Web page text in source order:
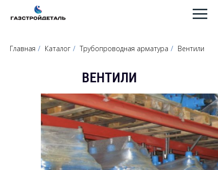
Главная / Каталог / Трубопроводная арматура / Вентили
ВЕНТИЛИ